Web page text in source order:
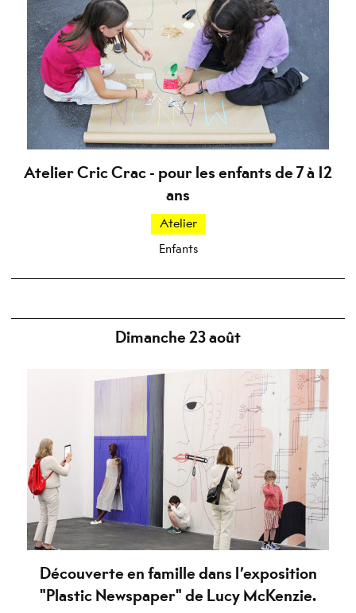
Atelier Cric Crac - pour les enfants de 7 à 12
ans
Atelier
Enfants
Dimanche 23 août
Découverte en famille dans l’exposition
"Plastic Newspaper" de Lucy McKenzie.